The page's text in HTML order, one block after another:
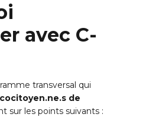
avec C-
transversal qui
de
sur les points suivants :